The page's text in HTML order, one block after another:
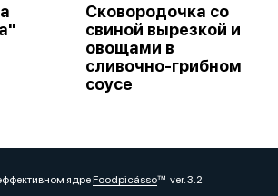
Сковородочка со
свиной вырезкой и
овощами в
сливочно-грибном
соусе
ядреFoodpicássover. 3.2